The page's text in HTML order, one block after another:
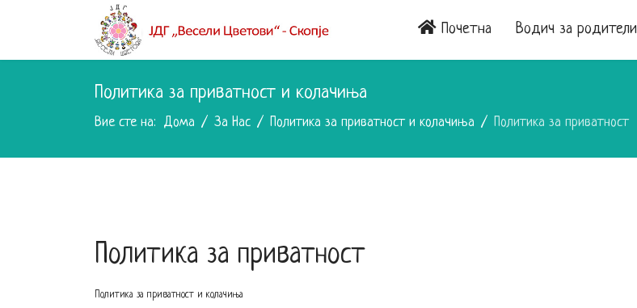
Почетна Водич за родители
Политика за приватност и колачиња
Вие сте на: Дома За Нас Политика за приватност и колачиња Политика за приватност
Политика за приватност
Политика за приватност и колачиња